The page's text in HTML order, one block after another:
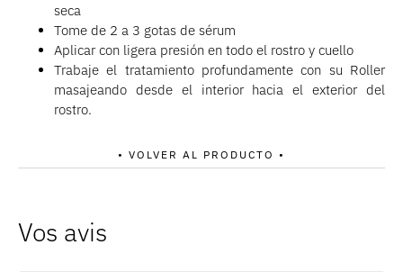
seca
Tome de 2 a 3 gotas de sérum
Aplicar con ligera presión en todo el rostro y cuello
Trabaje el tratamiento profundamente con su Roller
masajeando desde el interior hacia el exterior del
rostro.
• VOLVER AL PRODUCTO •